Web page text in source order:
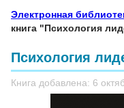
Электронная
книга "Психология
Психология
Книга добавлена: 6